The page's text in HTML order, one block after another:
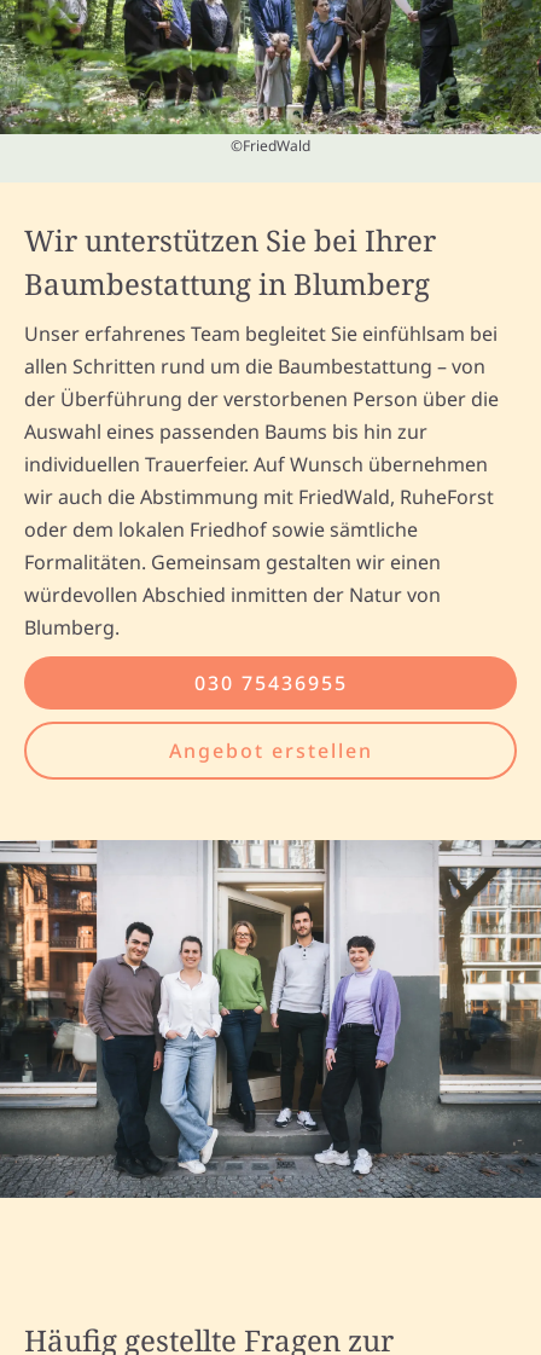
©FriedWald
Wir unterstützen Sie bei Ihrer
Baumbestattung in Blumberg
Unser erfahrenes Team begleitet Sie einfühlsam bei
allen Schritten rund um die Baumbestattung – von
der Überführung der verstorbenen Person über die
Auswahl eines passenden Baums bis hin zur
individuellen Trauerfeier. Auf Wunsch übernehmen
wir auch die Abstimmung mit FriedWald, RuheForst
oder dem lokalen Friedhof sowie sämtliche
Formalitäten. Gemeinsam gestalten wir einen
würdevollen Abschied inmitten der Natur von
Blumberg.
030 75436955
Angebot erstellen
Häufig gestellte Fragen zur